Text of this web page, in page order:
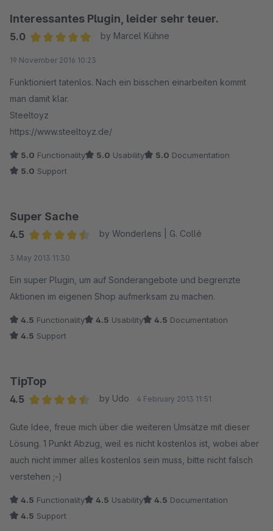
Weiter so!
Interessantes Plugin, leider sehr teuer.
5.0
by Marcel Kühne
19 November 2016 10:23
Funktioniert tatenlos. Nach ein bisschen einarbeiten kommt
man damit klar.
Steeltoyz
https://www.steeltoyz.de/
5.0 Functionality 5.0 Usability 5.0 Documentation
5.0 Support
Super Sache
4.5
by Wonderlens | G. Collé
3 May 2013 11:30
Ein super Plugin, um auf Sonderangebote und begrenzte
Aktionen im eigenen Shop aufmerksam zu machen.
4.5 Functionality 4.5 Usability 4.5 Documentation
4.5 Support
TipTop
4.5
by Udo 4 February 2013 11:51
Gute Idee, freue mich über die weiteren Umsätze mit dieser
Lösung. 1 Punkt Abzug, weil es nicht kostenlos ist, wobei aber
auch nicht immer alles kostenlos sein muss, bitte nicht falsch
verstehen ;-)
4.5 Functionality 4.5 Usability 4.5 Documentation
4.5 Support